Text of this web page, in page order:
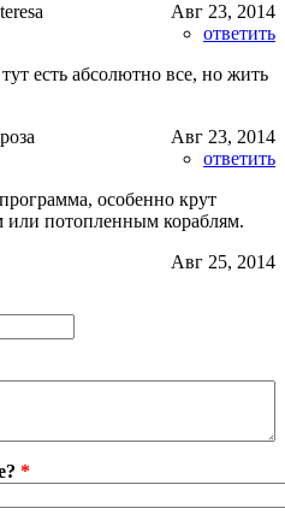
Авг 23, 2014
ответить
есть абсолютно все, но жить
Авг 23, 2014
ответить
особенно крут
или потопленным кораблям.
Авг 25, 2014
*